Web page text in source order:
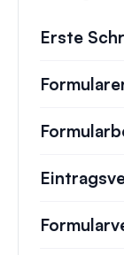
Erste